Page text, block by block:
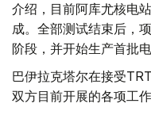
介绍，目前阿库尤核电
成。全部测试结束后，
阶段，并开始生产首批电
巴伊拉克塔尔在接受
双方目前开展的各项工